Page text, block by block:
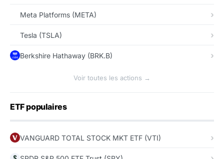
Meta Platforms (META)
Tesla (TSLA)
Berkshire Hathaway (BRK.B)
Voir toutes les actions →
ETF populaires
VANGUARD TOTAL STOCK MKT ETF (VTI)